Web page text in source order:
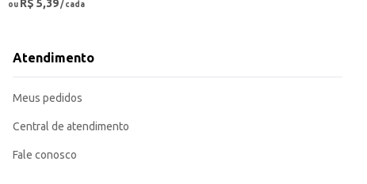
ou R$ 5,39/ cada
Atendimento
Meus pedidos
Central de atendimento
Fale conosco